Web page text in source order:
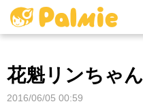
花魁リンちゃん
2016/06/05 00:59